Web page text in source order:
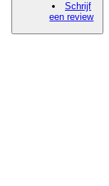
Schrijf
een review